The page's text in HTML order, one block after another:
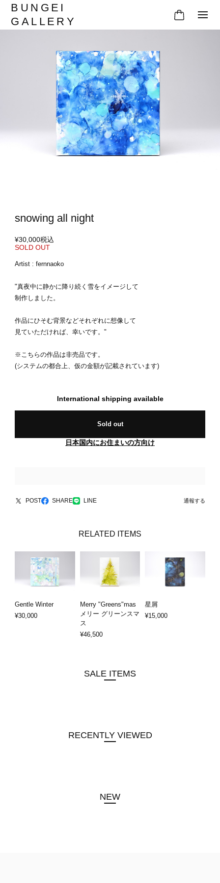
BUNGEI
GALLERY
snowing all night
¥30,000税込
SOLD OUT
Artist : fernnaoko
"真夜中に静かに降り続く雪をイメージして
制作しました。
作品にひそむ背景などそれぞれに想像して
見ていただければ、幸いです。"
※こちらの作品は非売品です。
(システムの都合上、仮の金額が記載されています)
International shipping available
Sold out
日本国内にお住まいの方向け
POST SHARE LINE 通報する
RELATED ITEMS
Gentle Winter
¥30,000
Merry "Greens"mas
メリー グリーンスマ
ス
¥46,500
星屑
¥15,000
SALE ITEMS
RECENTLY VIEWED
NEW